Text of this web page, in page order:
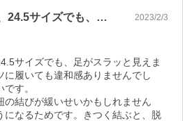
24.5サイズでも、… 2023/2/3
サイズでも、足がスラッと見えま
に履いても違和感ありませんでし
す。
の結びが緩いせいかもしれません
になるためです。きつく結ぶと、脱